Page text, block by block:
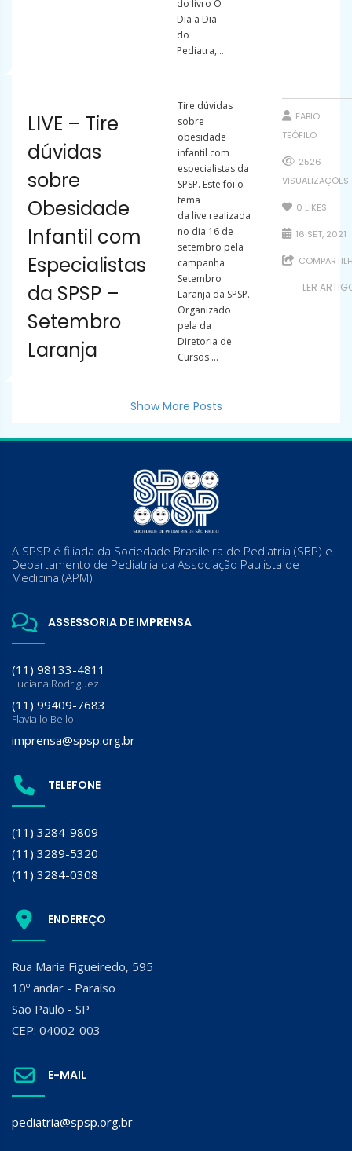
do livro O
Dia a Dia
do
Pediatra, ...
LIVE – Tire
dúvidas
sobre
Obesidade
Infantil com
Especialistas
da SPSP –
Setembro
Laranja
Tire dúvidas
sobre
obesidade
infantil com
especialistas da
SPSP. Este foi o
tema
da live realizada
no dia 16 de
setembro pela
campanha
Setembro
Laranja da SPSP.
Organizado
pela da
Diretoria de
Cursos ...
FABIO
TEÓFILO
2526
VISUALIZAÇÕES
0 LIKES
16 SET, 2021
LER
Show More Posts
A SPSP é filiada da Sociedade Brasileira de Pediatria (SBP) e
Departamento de Pediatria da Associação Paulista de
Medicina (APM)
ASSESSORIA DE IMPRENSA
(11) 98133-4811
Luciana Rodriguez
(11) 99409-7683
Flavia lo Bello
imprensa@spsp.org.br
TELEFONE
(11) 3284-9809
(11) 3289-5320
(11) 3284-0308
ENDEREÇO
Rua Maria Figueiredo, 595
10º andar - Paraíso
São Paulo - SP
CEP: 04002-003
E-MAIL
pediatria@spsp.org.br